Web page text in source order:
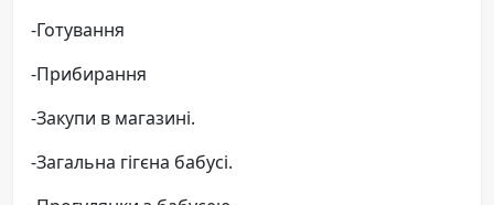
-Готування
-Прибирання
-Закупи в магазині.
-Загальна гігєна бабусі.